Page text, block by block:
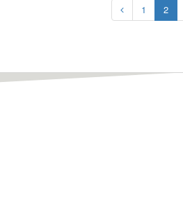
1 2